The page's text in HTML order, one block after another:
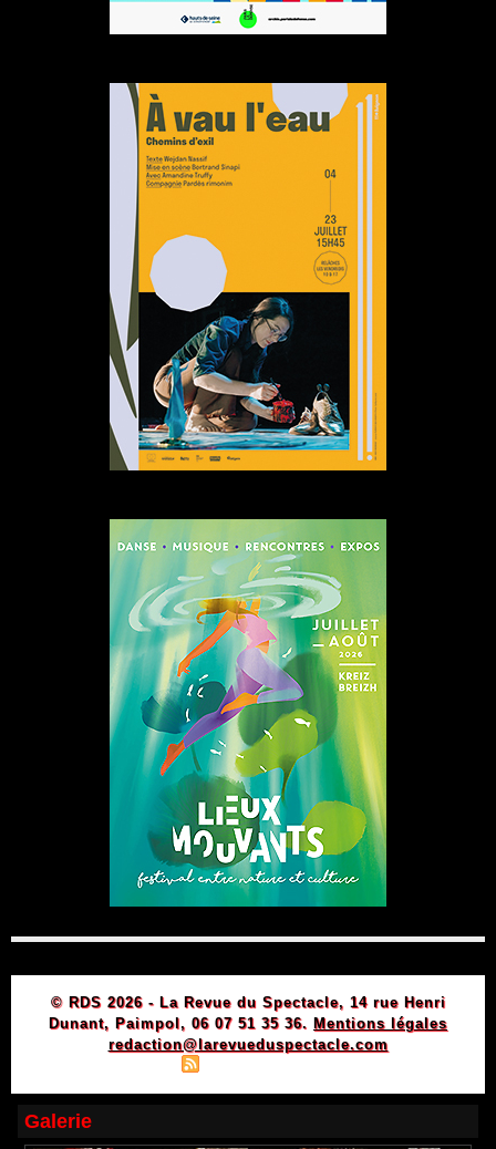
© RDS 2026 - La Revue du Spectacle, 14 rue Henri
Dunant, Paimpol, 06 07 51 35 36. Mentions légales
redaction@larevueduspectacle.com
Galerie